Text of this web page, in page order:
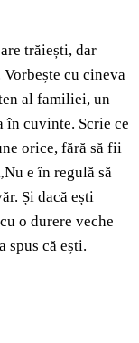
trăiești, dar
cu cineva
al familiei, un
în cuvinte. Scrie ce
orice, fără să fii
e în regulă să
Și dacă ești
o durere veche
spus că ești.